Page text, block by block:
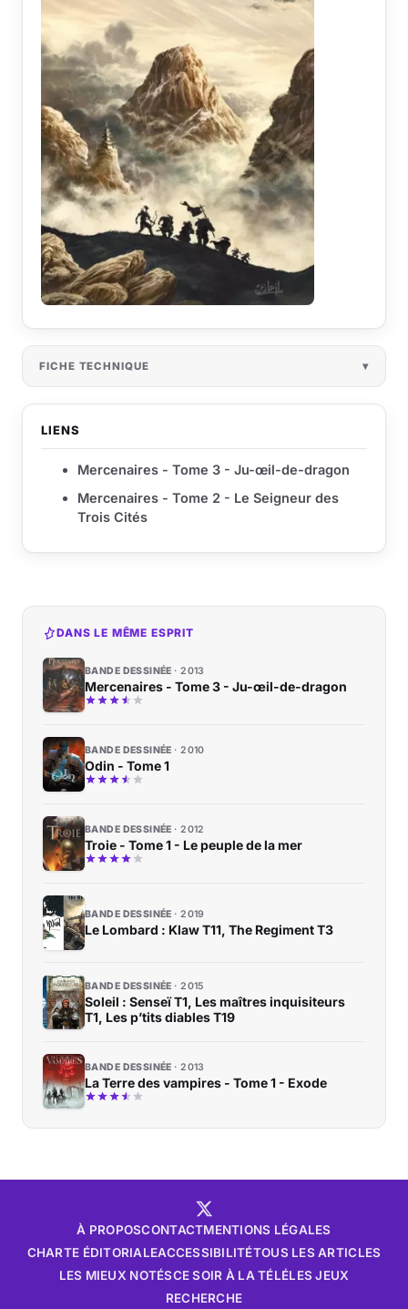
FICHE TECHNIQUE
LIENS
Mercenaires - Tome 3 - Ju-œil-de-dragon
Mercenaires - Tome 2 - Le Seigneur des
Trois Cités
DANS LE MÊME ESPRIT
BANDE DESSINÉE 2013
Mercenaires - Tome 3 - Ju-œil-de-dragon
BANDE DESSINÉE 2010
Odin - Tome 1
BANDE DESSINÉE 2012
Troie - Tome 1 - Le peuple de la mer
BANDE DESSINÉE 2019
Le Lombard : Klaw T11, The Regiment T3
BANDE DESSINÉE 2015
Soleil : Senseï T1, Les maîtres inquisiteurs
T1, Les p’tits diables T19
BANDE DESSINÉE 2013
La Terre des vampires - Tome 1 - Exode
À PROPOSCONTACTMENTIONS LÉGALES
CHARTE ÉDITORIALEACCESSIBILITÉTOUS LES ARTICLES
LES MIEUX NOTÉSCE SOIR À LA TÉLÉLES JEUX
RECHERCHE